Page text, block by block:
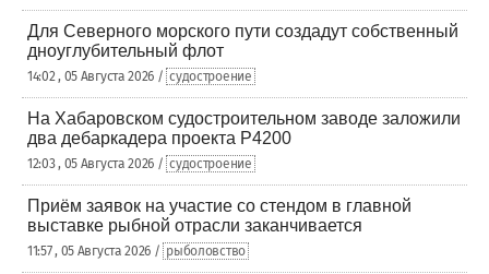
Для Северного морского пути создадут собственный
дноуглубительный флот
14:02 , 05 Августа 2026 / судостроение
На Хабаровском судостроительном заводе заложили
два дебаркадера проекта Р4200
12:03 , 05 Августа 2026 / судостроение
Приём заявок на участие со стендом в главной
выставке рыбной отрасли заканчивается
11:57 , 05 Августа 2026 / рыболовство